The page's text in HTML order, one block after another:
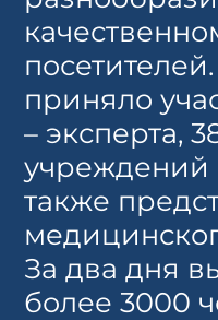
приняло
– эксперта,
учреждений
также
За два дня
более 3000